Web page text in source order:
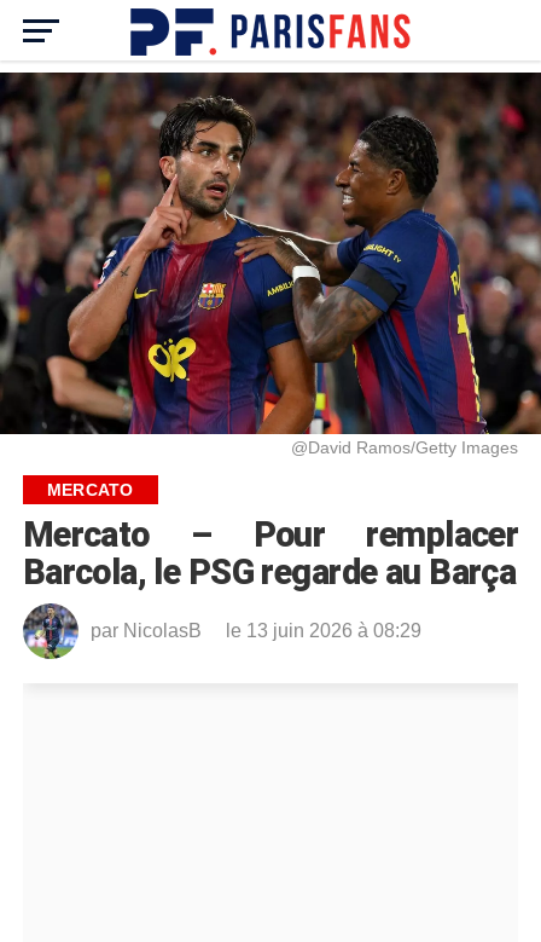
@David Ramos/Getty Images
MERCATO
Mercato – Pour remplacer
Barcola, le PSG regarde au Barça
par NicolasB le 13 juin 2026 à 08:29